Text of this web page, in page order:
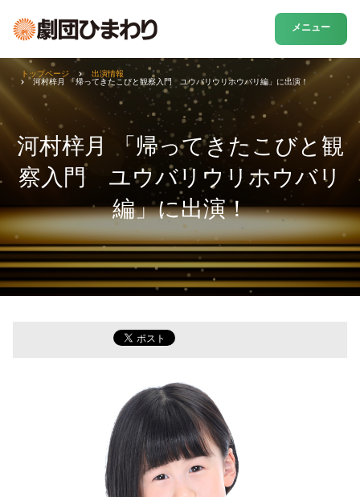
メニュー
河村梓月 「帰ってきたこびと観
察入門 ユウバリウリホウバリ
編」に出演！
トップページ
出演情報
河村梓月 「帰ってきたこびと観察入門 ユウバリウリホウバリ編」に出演！